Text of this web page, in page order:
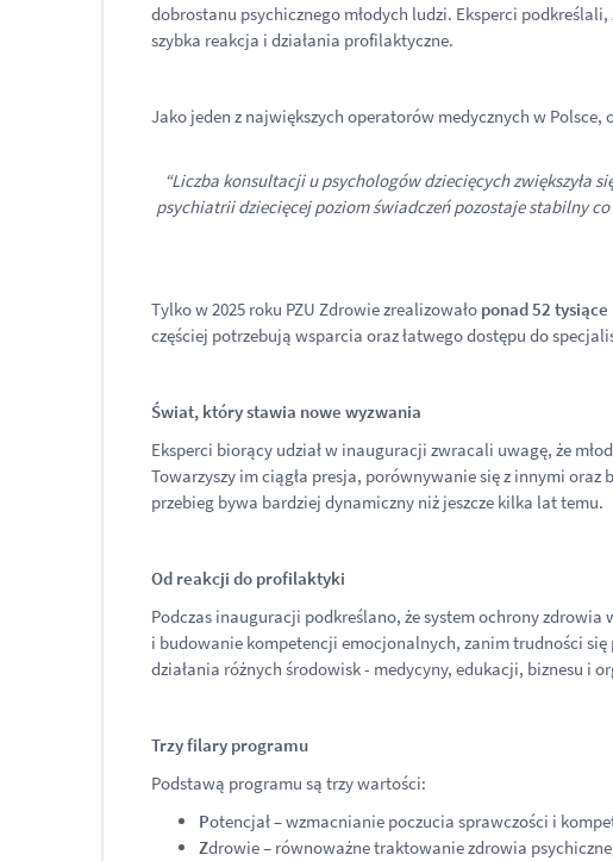
dobrostanu psychicznego młodych ludzi. Eksperci
szybka reakcja i działania profilaktyczne.
Jako jeden z największych operatorów medycznych w
“Liczba konsultacji u psychologów dziecięcych zwiększyła
psychiatrii dziecięcej poziom świadczeń pozostaje stabilny
Tylko w 2025 roku PZU Zdrowie zrealizowało ponad 52
częściej potrzebują wsparcia oraz łatwego dostępu do
Świat, który stawia nowe wyzwania
Eksperci biorący udział w inauguracji zwracali uwagę, że
Towarzyszy im ciągła presja, porównywanie się z innymi
przebieg bywa bardziej dynamiczny niż jeszcze kilka lat temu.
Od reakcji do profilaktyki
Podczas inauguracji podkreślano, że system ochrony zdrowia
i budowanie kompetencji emocjonalnych, zanim trudności się
działania różnych środowisk - medycyny, edukacji, biznesu i
Trzy filary programu
Podstawą programu są trzy wartości:
Potencjał – wzmacnianie poczucia sprawczości i
Zdrowie – równoważne traktowanie zdrowia